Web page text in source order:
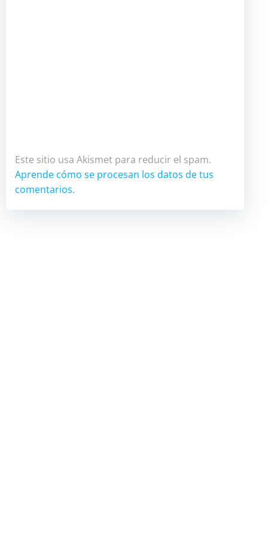
Este sitio usa Akismet para reducir el spam.
Aprende cómo se procesan los datos de tus
comentarios.